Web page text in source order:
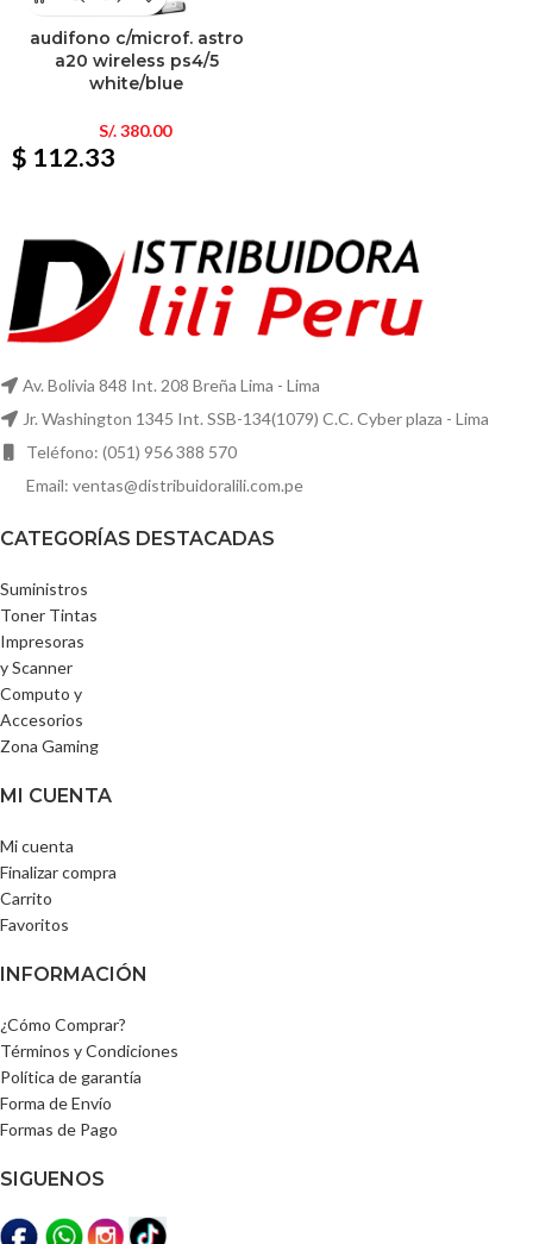
audifono c/microf. astro
a20 wireless ps4/5
white/blue
S/.380.00
$ 112.33
Av. Bolivia 848 Int. 208 Breña Lima - Lima
Jr. Washington 1345 Int. SSB-134(1079) C.C. Cyber plaza - Lima
Teléfono: (051) 956 388 570
Email: ventas@distribuidoralili.com.pe
CATEGORÍAS DESTACADAS
Suministros
Toner Tintas
Impresoras
y Scanner
Computo y
Accesorios
Zona Gaming
MI CUENTA
Mi cuenta
Finalizar compra
Carrito
Favoritos
INFORMACIÓN
¿Cómo Comprar?
Términos y Condiciones
Política de garantía
Forma de Envío
Formas de Pago
SIGUENOS